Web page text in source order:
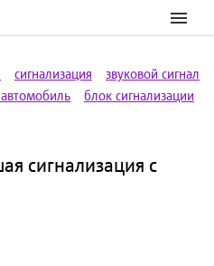
сигнализация
звуковой сигнал
блок сигнализации
сигнализация с